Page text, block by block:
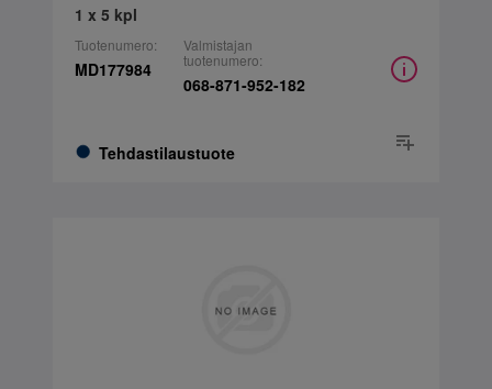
1 x 5 kpl
Tuotenumero:
MD177984
Tehdastilaustuote
Valmistajan
tuotenumero:
068-871-952-182